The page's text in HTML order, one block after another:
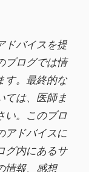
ドバイスを提
ブログでは情
す。最終的な
ては、医師ま
い。このブロ
アドバイスに
グ内にあるサ
情報、感想